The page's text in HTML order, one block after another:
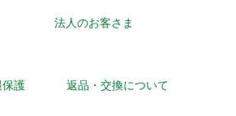
法人のお客さま
護 返品・交換について